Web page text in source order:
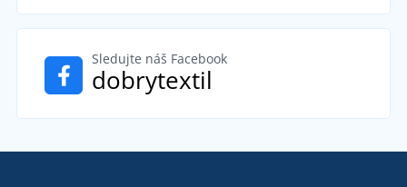
Sledujte náš Facebook
dobrytextil